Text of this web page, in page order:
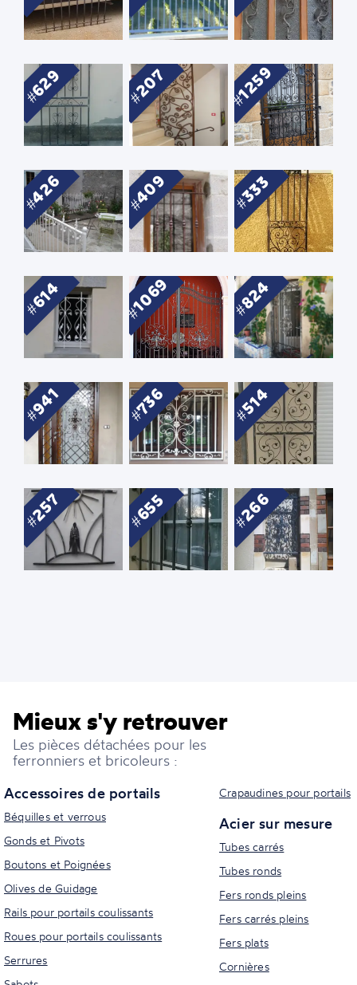
629 207 1259
426 409 333
614 1069 824
941 736 514
257 655 266
Mieux s'y retrouver
Les pièces détachées pour les
ferronniers et bricoleurs :
Accessoires de portails
Béquilles et verrous
Gonds et Pivots
Boutons et Poignées
Olives de Guidage
Rails pour portails coulissants
Roues pour portails coulissants
Serrures
Crapaudines pour portails
Acier sur mesure
Tubes carrés
Tubes ronds
Fers ronds pleins
Fers carrés pleins
Fers plats
Cornières